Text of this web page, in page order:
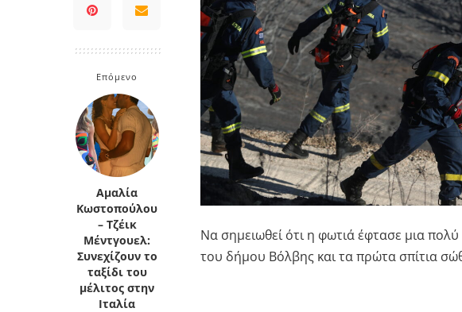
Επόμενο
Αμαλία
Κωστοπούλου
– Τζέικ
Μέντγουελ:
Συνεχίζουν το
ταξίδι του
μέλιτος στην
Ιταλία
Να σημειωθεί ότι η φωτιά έφτασε μια
του δήμου Βόλβης και τα πρώτα σπίτια